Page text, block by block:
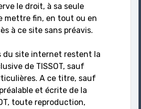
le droit, à sa seule
mettre fin, en tout ou en
à ce site sans préavis.
du site internet restent la
de TISSOT, sauf
A ce titre, sauf
et écrite de la
toute reproduction,